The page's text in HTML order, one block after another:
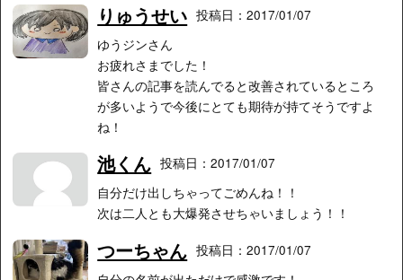
りゅうせい 投稿日：2017/01/07
ゆうジンさん
お疲れさまでした！
皆さんの記事を読んでると改善されているところ
が多いようで今後にとても期待が持てそうですよ
ね！
池くん 投稿日：2017/01/07
自分だけ出しちゃってごめんね！！
次は二人とも大爆発させちゃいましょう！！
つーちゃん 投稿日：2017/01/07